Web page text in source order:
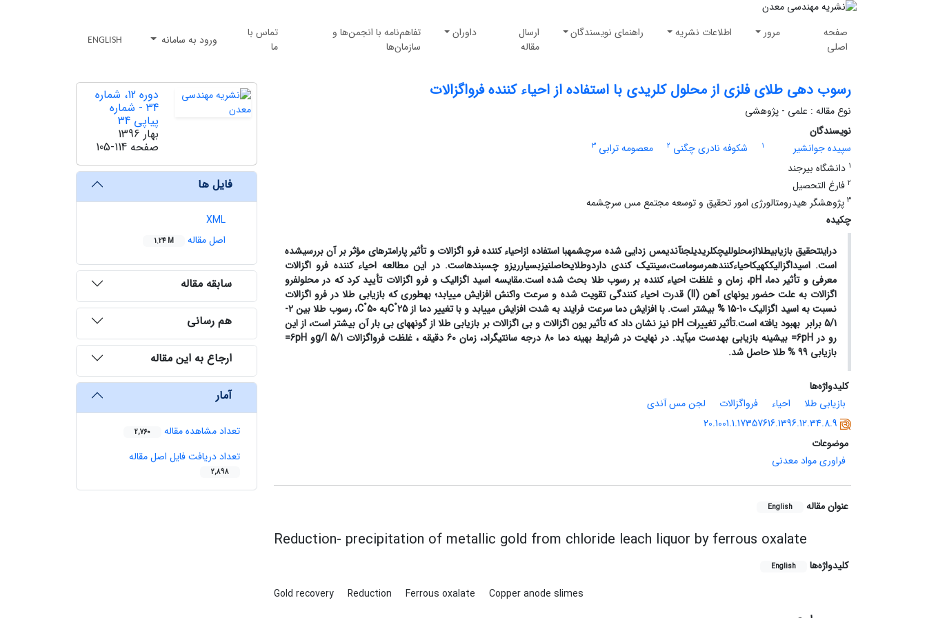
صفحه
اصلی
مرور اطلاعات نشریه راهنمای نویسندگان
ارسال
مقاله
داوران
تفاهم‌نامه با انجمن‌ها و
سازمان‌ها
تماس با
ما
ورود به سامانه ENGLISH
رسوب دهی طلای فلزی از محلول کلریدی با استفاده از احیاء کننده فرواگزالات
نوع مقاله : علمی - پژوهشی
نویسندگان
سپیده جوانشیر
1 شکوفه نادری چگنی 2 معصومه ترابی 3
1 دانشگاه بیرجند
2 فارغ التحصیل
3 پژوهشگر هیدرومتالورژی امور تحقیق و توسعه مجتمع مس سرچشمه
چکیده
دراینتحقیق بازیابیطلاازمحلوللیچکلریدیلجنآندیمس زدایی شده سرچشمهبا استفاده ازاحیاء کننده فرو اگزالات و تأثیر پارامترهای مؤثر بر آن بررسیشده
است. اسیداگزالیککهیکاحیاءکنندهمرسوماست،سینتیک کندی داردوطلایحاصلنیزبسیارریزو چسبندهاست. در این مطالعه احیاء کننده فرو اگزالات
معرفی و تأثیر دما، pH ، زمان و غلظت احیاء کننده بر رسوب طلا بحث شده است.مقایسه اسید اگزالیک و فرو اگزالات تأیید کرد که در محلولفرو
اگزالات به علت حضوریون­های آهن (II) قدرت احیاء کنندگی تقویت شده و سرعت واکنش افزایش می­یابد؛ به­طوری که بازیابی طلا در فرو اگزالات
نسبت به اسید اگزالیک 10-15 % بیشتر است.
با افزایش دما سرعت فرایند به شدت افزایش می­یابد و با تغییر دما از C°25 به C°
50، رسوب طلا بین 2-
5/1 برابر بهبود یافته است.
تأثیر تغییرات pHنیز نشان داد که تأثیر یون اگزالات و بی اگزالات بر بازیابی طلا از گونه­های بی بار آن بیشتر است، از این
رو در 6pH= بیشینه بازیابی به­دست می­آید. در نهایت در شرایط بهینه دما 80 درجه سانتیگراد، زمان 60 دقیقه ، غلظت فرواگزالات g/l 5/1 و 6pH=
بازیابی 99 % طلا حاصل شد.
کلیدواژه‌ها
بازیابی طلا
احیاء فرواگزالات
لجن مس آندی
20.1001.1.17357616.1396.12.34.8.9
موضوعات
فراوری مواد معدنی
عنوان مقاله English
Reduction- precipitation of metallic gold from chloride leach liquor by ferrous oxalate
کلیدواژه‌ها English
Gold recovery Reduction Ferrous oxalate Copper anode slimes
دوره 12، شماره
34 - شماره
پیاپی 34
بهار 1396
صفحه105-114
فایل ها
XML
اصل مقاله
1.24 M
سابقه مقاله
هم رسانی
ارجاع به این مقاله
آمار
تعداد مشاهده مقاله 2,760
تعداد دریافت فایل اصل مقاله
2,898